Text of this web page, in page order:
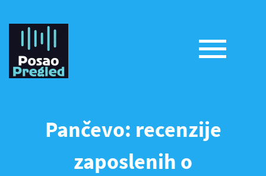
Pančevo: recenzije
zaposlenih o